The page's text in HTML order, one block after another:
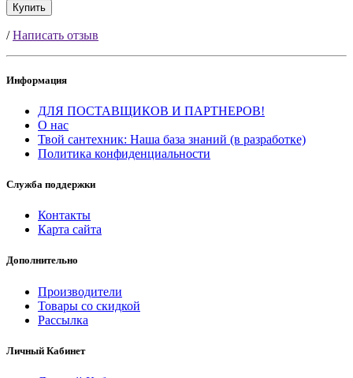
Купить
/Написать отзыв
Информация
ДЛЯ ПОСТАВЩИКОВ И ПАРТНЕРОВ!
О нас
Твой сантехник: Наша база знаний (в разработке)
Политика конфиденциальности
Служба поддержки
Контакты
Карта сайта
Дополнительно
Производители
Товары со скидкой
Рассылка
Личный Кабинет